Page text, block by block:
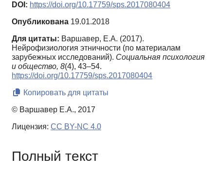
DOI: https://doi.org/10.17759/sps.2017080404
Опубликована 19.01.2018
Для цитаты: Варшавер, Е.А. (2017).
Нейрофизиология этничности (по материалам
зарубежных исследований). Социальная психология
и общество, 8(4), 43–54.
https://doi.org/10.17759/sps.2017080404
Копировать для цитаты
© Варшавер Е.А., 2017
Лицензия: CC BY-NC 4.0
Полный текст